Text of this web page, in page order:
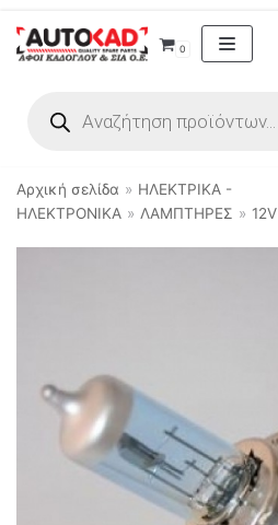
Μεταπηδήστε
στο
0
Αρχική σελίδα » ΗΛΕΚΤΡΙΚΑ -
ΗΛΕΚΤΡΟΝΙΚΑ » ΛΑΜΠΤΗΡΕΣ » 12V